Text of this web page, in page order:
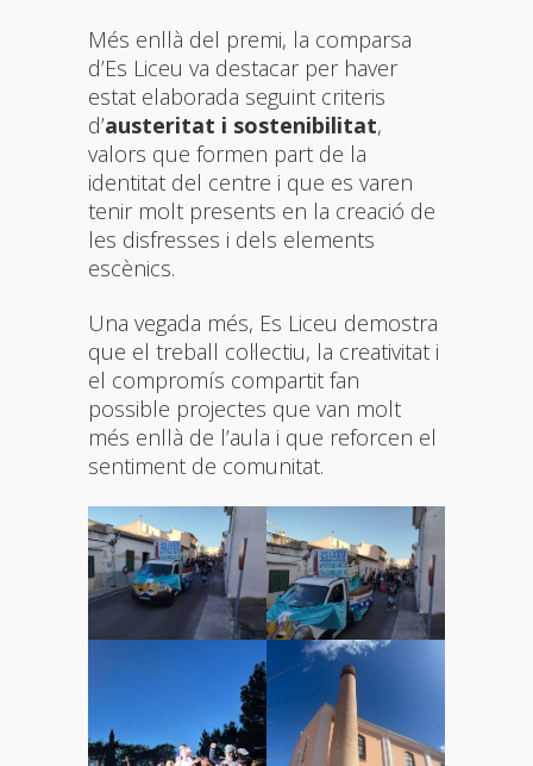
Més enllà del premi, la comparsa
d’Es Liceu va destacar per haver
estat elaborada seguint criteris
d’austeritat i sostenibilitat,
valors que formen part de la
identitat del centre i que es varen
tenir molt presents en la creació de
les disfresses i dels elements
escènics.
Una vegada més, Es Liceu demostra
que el treball col·lectiu, la creativitat i
el compromís compartit fan
possible projectes que van molt
més enllà de l’aula i que reforcen el
sentiment de comunitat.